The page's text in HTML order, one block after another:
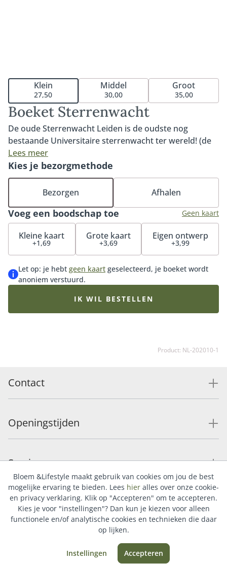
Boeket Sterrenwacht
De oude Sterrenwacht Leiden is de oudste nog
bestaande Universitaire sterrenwacht ter wereld! (de
samenstelling van het boeket kan iets afwijken van de
afbeelding)
Lees meer
Klein
27,50
Middel
30,00
Groot
35,00
Voeg een boodschap toe Geen kaart
Kleine kaart
+1,69
Grote kaart
+3,69
Eigen ontwerp
+3,99
Let op: je hebt geen kaart geselecteerd, je boeket wordt
anoniem verstuurd.
Kies je bezorgmethode
Bezorgen Afhalen
IK WIL BESTELLEN
Product: NL-202010-1
Contact
Openingstijden
Service
Populaire categorieën
Bloem &Lifestyle maakt gebruik van cookies om jou de best
mogelijke ervaring te bieden. Lees hier alles over onze cookie-
en privacy verklaring. Klik op "Accepteren" om te accepteren.
Kies je voor "instellingen"? Dan kun je kiezen voor alleen
functionele en/of analytische cookies en technieken die daar
op lijken.
Instellingen Accepteren